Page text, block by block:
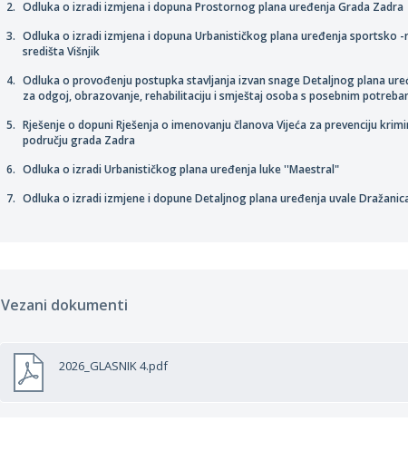
Odluka o izradi izmjena i dopuna Prostornog plana uređenja Grada Zadra
Odluka o izradi izmjena i dopuna Urbanističkog plana uređenja sportsko
središta Višnjik
Odluka o provođenju postupka stavljanja izvan snage Detaljnog plana
za odgoj, obrazovanje, rehabilitaciju i smještaj osoba s posebnim
Rješenje o dopuni Rješenja o imenovanju članova Vijeća za prevenciju
području grada Zadra
Odluka o izradi Urbanističkog plana uređenja luke ''Maestral"
Odluka o izradi izmjene i dopune Detaljnog plana uređenja uvale
Vezani dokumenti
2026_GLASNIK 4.pdf